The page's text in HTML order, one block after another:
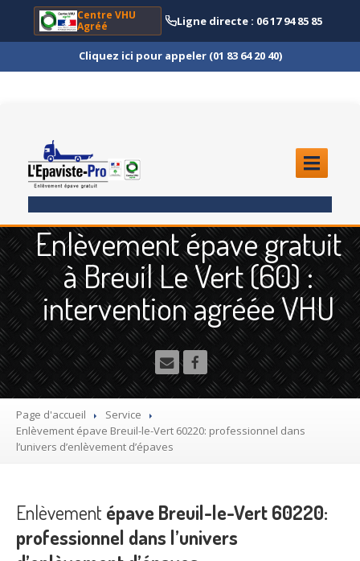
Centre VHU
Agréé
Ligne directe : 06 17 94 85 85
Cliquez ici pour appeler (01 83 64 20 40)
ENLÈVEMENTÉPAVE
Quoi?
Scooteret Moto
Camion
et Poids Lourd
Utilitaire
Démolisseuragrée VHU gratuit
Mettreà la casse sa voiture
Recyclagevoiture usagée gratuit
Destruction de voiture agréé
Enlèvement épave gratuit
à Breuil Le Vert (60) :
intervention agréée VHU
Page d'accueil
Service
Enlèvement épave Breuil-le-Vert 60220: professionnel dans
l’univers d’enlèvement d’épaves
Enlèvement épave Breuil-le-Vert 60220:
professionnel dans l’univers